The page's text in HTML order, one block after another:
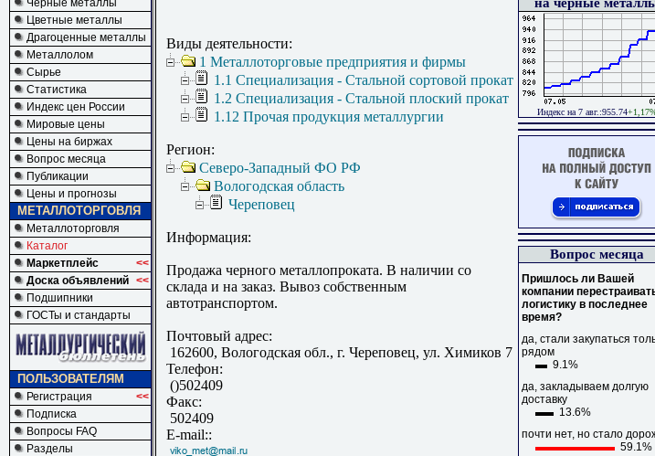
Черные металлы
Цветные металлы
Драгоценные металлы
Металлолом
Сырье
Статистика
Индекс цен России
Мировые цены
Цены на биржах
Вопрос месяца
Публикации
Цены и прогнозы
МЕТАЛЛОТОРГОВЛЯ
Металлоторговля
Каталог
Маркетплейс
<<
Доска объявлений <<
Подшипники
ГОСТы и стандарты
ПОЛЬЗОВАТЕЛЯМ
Регистрация
<<
Подписка
Вопросы FAQ
Разделы
Виды деятельности:
1 Металлоторговые предприятия и фирмы
1.1 Специализация - Стальной сортовой прокат
1.2 Специализация - Стальной плоский прокат
1.12 Прочая продукция металлургии
Регион:
Северо-Западный ФО РФ
Вологодская область
Череповец
Информация:
Продажа черного металлопроката. В наличии со
склада и на заказ. Вывоз собственным
автотранспортом.
Почтовый адрес:
162600, Вологодская обл., г. Череповец, ул. Химиков 7
Телефон:
()502409
Факс:
502409
E-mail::
Индекс на 7 авг.:955.74
Вопрос месяца
Пришлось ли Вашей
компании
логистику в последнее
время?
да, стали закупаться
рядом
9.1%
да, закладываем долгую
доставку
13.6%
почти нет, но стало
59.1%